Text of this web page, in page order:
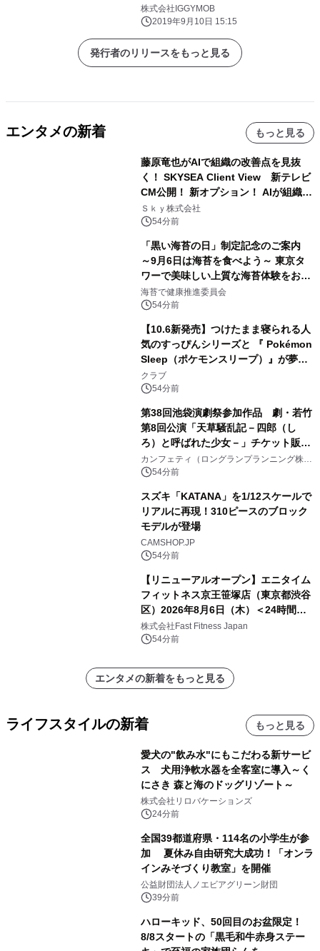
株式会社IGGYMOB
2019年9月10日 15:15
発行者のリリースをもっと見る
エンタメの新着 もっと見る
藤原竜也がAIで組織の改善点を見抜
く！ SKYSEA Client View 新テレビ
CM公開！ 新オプション！ AIが組織の
業務実態を分析し労務改善を支援。 藤
原竜也メイキング動画公開 「もしAIが
る自信がある」「昨年の夏はカブトム
シを捕まえたり、虫と戦ったり…」
Ｓｋｙ株式会社
54分前
「黒い海苔の日」制定記念のご案内
～9月6日は海苔を食べよう～ 東京タ
ワーで美味しい上質な海苔体験をお届
けします！
海苔で健康推進委員会
54分前
【10.6新発売】つけたまま寝られる人
気のすっぴんシリーズと 『 Pokémon
Sleep（ポケモンスリープ）』が夢の
コラボレーション！
クラブ
54分前
第38回池袋演劇祭参加作品 劇・若竹
第8回公演「天草騒乱記－四郎（し
ろ）と呼ばれた少女－」チケット販売
開始
カンフェティ（ロングランプランニング株式
会社）
54分前
スズキ「KATANA」を1/12スケールで
リアルに再現！310ピースのブロック
モデルが登場
CAMSHOP.JP
54分前
【リニューアルオープン】エニタイム
フィットネス京王笹塚店（東京都渋谷
区）2026年8月6日（木）＜24時間年
中無休のフィットネスジム＞
株式会社Fast Fitness Japan
54分前
エンタメの新着をもっと見る
ライフスタイルの新着 もっと見る
愛犬の"飲み水"にもこだわる新サービ
ス 犬用浄軟水器を全客室に導入～く
にさき 森と海のドッグリゾート～
株式会社リロバケーションズ
24分前
全国39都道府県・114名の小学生が参
加 夏休み自由研究大成功！「オンラ
インみそづくり教室」を開催
公益財団法人ノエビアグリーン財団
39分前
ハローキッド、50回目のお盆限定！
8/8スタートの「黒毛和牛赤身ステー